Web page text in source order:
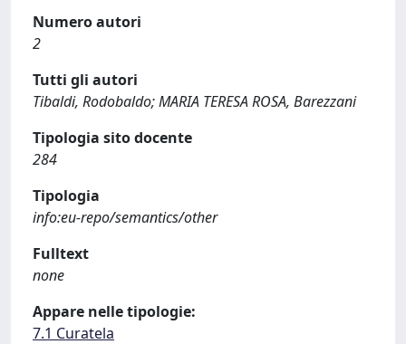
Numero autori
2
Tutti gli autori
Tibaldi, Rodobaldo; MARIA TERESA ROSA, Barezzani
Tipologia sito docente
284
Tipologia
info:eu-repo/semantics/other
Fulltext
none
Appare nelle tipologie:
7.1 Curatela